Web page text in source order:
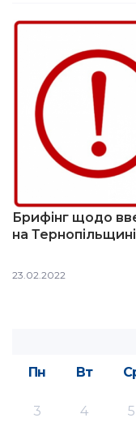
Брифінг щодо
на
23.02.2022
Пн
Вт
3
4 5